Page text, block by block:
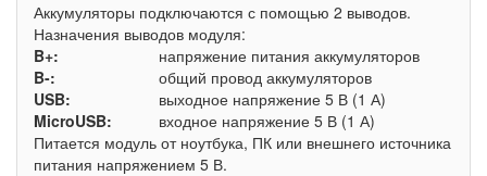
Аккумуляторы подключаются с помощью 2 выводов.
Назначения выводов модуля:
B+:
напряжение питания аккумуляторов
B-:
общий провод аккумуляторов
USB:
выходное напряжение 5 В (1 А)
MicroUSB:
входное напряжение 5 В (1 А)
Питается модуль от ноутбука, ПК или внешнего источника
питания напряжением 5 В.